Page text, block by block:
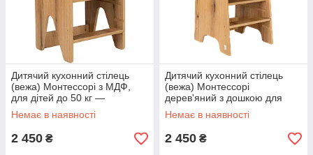
Дитячий кухонний стілець
(вежа) Монтессорі з МДФ,
для дітей до 50 кг —
безпечний кухонний
помічник, Коричневий
Немає в наявності
2 450 ₴
Дитячий кухонний стілець
(вежа) Монтессорі
дерев'яний з дошкою для
малюваня крейдою, для
дітей до 50 кг, Коричневий
Немає в наявності
2 450 ₴